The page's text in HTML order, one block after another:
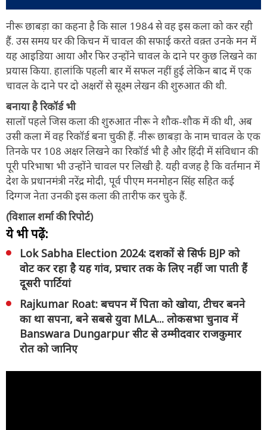
नीरू छाबड़ा का कहना है कि साल 1984 से वह इस कला को कर रही
हैं. उस समय घर की किचन में चावल की सफाई करते वक़्त उनके मन में
यह आइडिया आया और फिर उन्होंने चावल के दाने पर कुछ लिखने का
प्रयास किया. हालांकि पहली बार में सफल नहीं हुई लेकिन बाद में एक
चावल के दाने पर दो अक्षरों से सूक्ष्म लेखन की शुरुआत की थी.
बनाया है रिकॉर्ड भी
सालों पहले जिस कला की शुरुआत नीरू ने शौक-शौक में की थी, अब
उसी कला में वह रिकॉर्ड बना चुकी हैं. नीरू छाबड़ा के नाम चावल के एक
तिनके पर 108 अक्षर लिखने का रिकॉर्ड भी है और हिंदी में संविधान की
पूरी परिभाषा भी उन्होंने चावल पर लिखी है. यही वजह है कि वर्तमान में
देश के प्रधानमंत्री नरेंद्र मोदी, पूर्व पीएम मनमोहन सिंह सहित कई
दिग्गज नेता उनकी इस कला की तारीफ कर चुके हैं.
(विशाल शर्मा की रिपोर्ट)
ये भी पढ़ें:
Lok Sabha Election 2024: दशकों से सिर्फ BJP को
वोट कर रहा है यह गांव, प्रचार तक के लिए नहीं जा पाती हैं
दूसरी पार्टियां
Rajkumar Roat: बचपन में पिता को खोया, टीचर बनने
का था सपना, बने सबसे युवा MLA... लोकसभा चुनाव में
Banswara Dungarpur सीट से उम्मीदवार राजकुमार
रोत को जानिए